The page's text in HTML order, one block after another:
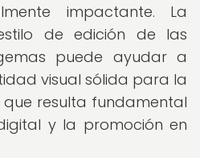
impactante. La
de edición de las
puede ayudar a
visual sólida para la
resulta fundamental
y la promoción en